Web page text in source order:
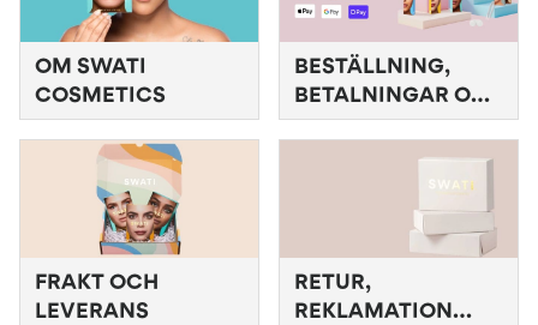
OM SWATI
COSMETICS
BESTÄLLNING,
BETALNINGAR OCH
KAMPANJER
FRAKT OCH
LEVERANS
RETUR,
REKLAMATION